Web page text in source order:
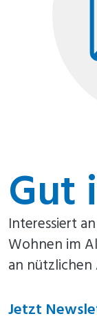
Gut
Interessiert
Wohnen im
an nützlichen
Jetzt